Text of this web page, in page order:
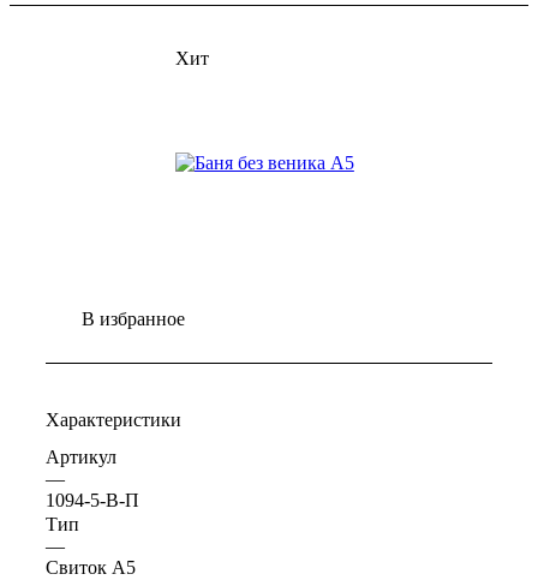
Хит
В избранное
Характеристики
Артикул
—
1094-5-В-П
Тип
—
Свиток А5